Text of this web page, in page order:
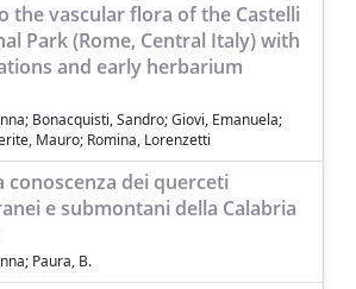
the vascular flora of the Castelli
Park (Rome, Central Italy) with
and early herbarium
Bonacquisti, Sandro; Giovi, Emanuela;
Mauro; Romina, Lorenzetti
conoscenza dei querceti
e submontani della Calabria
Paura, B.